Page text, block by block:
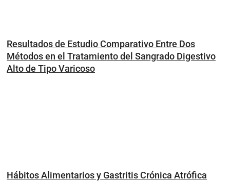
Resultados de Estudio Comparativo Entre Dos
Métodos en el Tratamiento del Sangrado Digestivo
Alto de Tipo Varicoso
Hábitos Alimentarios y Gastritis Crónica Atrófica